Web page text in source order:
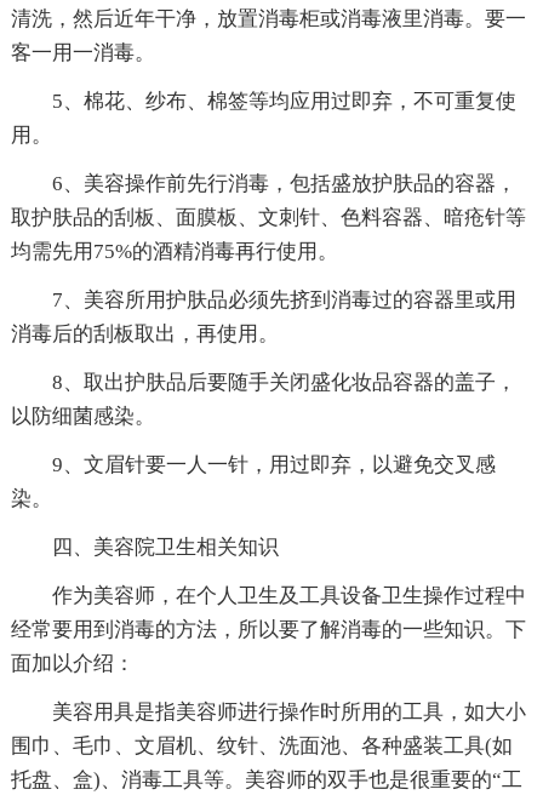
清洗，然后近年干净，放置消毒柜或消毒液里消毒。要一
客一用一消毒。
5、棉花、纱布、棉签等均应用过即弃，不可重复使
用。
6、美容操作前先行消毒，包括盛放护肤品的容器，
取护肤品的刮板、面膜板、文刺针、色料容器、暗疮针等
均需先用75%的酒精消毒再行使用。
7、美容所用护肤品必须先挤到消毒过的容器里或用
消毒后的刮板取出，再使用。
8、取出护肤品后要随手关闭盛化妆品容器的盖子，
以防细菌感染。
9、文眉针要一人一针，用过即弃，以避免交叉感
染。
四、美容院卫生相关知识
作为美容师，在个人卫生及工具设备卫生操作过程中
经常要用到消毒的方法，所以要了解消毒的一些知识。下
面加以介绍：
美容用具是指美容师进行操作时所用的工具，如大小
围巾、毛巾、文眉机、纹针、洗面池、各种盛装工具(如
托盘、盒)、消毒工具等。美容师的双手也是很重要的“工